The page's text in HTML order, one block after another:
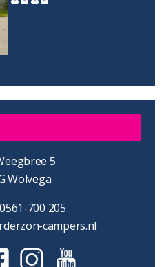
5
Wolvega
700 205
campers.nl